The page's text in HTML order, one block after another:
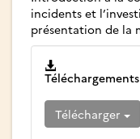
incidents et
présentation de la
Téléchargements
Télécharger